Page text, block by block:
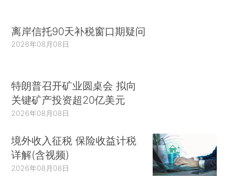
离岸信托90天补税窗口期疑问
2026年08月08日
特朗普召开矿业圆桌会 拟向
关键矿产投资超20亿美元
2026年08月08日
境外收入征税 保险收益计税
详解(含视频)
2026年08月08日